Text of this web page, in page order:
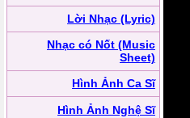
Lời Nhạc (Lyric)
Nhạc có Nốt (Music
Sheet)
Hình Ảnh Ca Sĩ
Hình Ảnh Nghệ Sĩ